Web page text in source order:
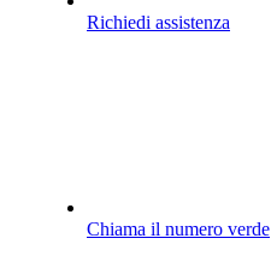
Richiedi assistenza
Chiama il numero verde